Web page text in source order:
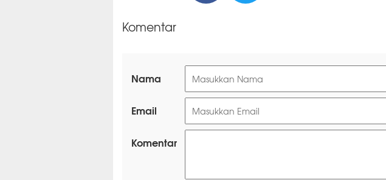
Komentar
Nama
Email
Komentar